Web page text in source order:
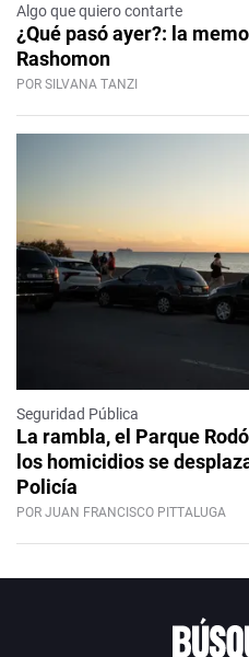
Algo que quiero contarte
¿Qué pasó ayer?: la
Rashomon
POR SILVANA TANZI
Seguridad Pública
La rambla, el Parque
los homicidios se
Policía
POR JUAN FRANCISCO PITTALUGA